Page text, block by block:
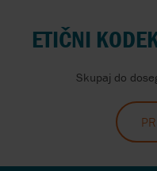
ETIČNI
Skupaj do